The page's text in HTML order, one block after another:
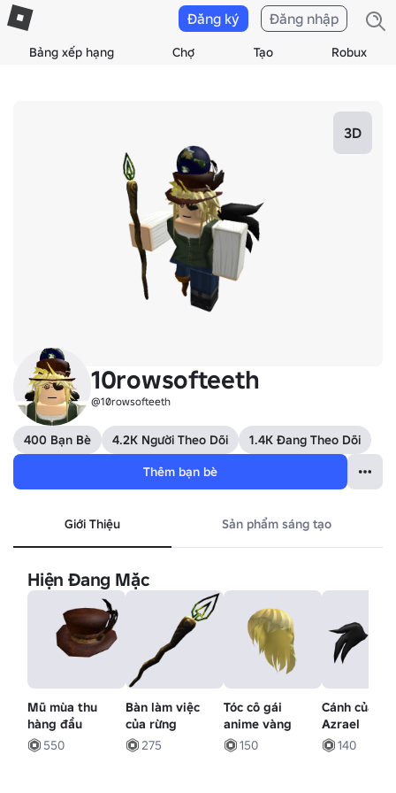
Bảng xếp hạng Chợ Tạo Robux
Đăng ký Đăng nhập
3D
10rowsofteeth
@10rowsofteeth
400 Bạn Bè 4.2K Người Theo Dõi
1.4K Đang Theo Dõi
Thêm bạn bè
Giới Thiệu Sản phẩm sáng tạo
Hiện Đang Mặc
Mũ mùa thu
hàng đầu
550
Bàn làm việc
của rừng
275
Tóc cô gái
anime vàng
150
Cánh của
Azrael
140